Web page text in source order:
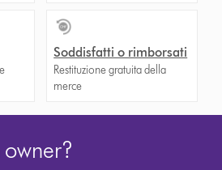
Soddisfatti o rimborsati
Restituzione gratuita della
merce
owner?